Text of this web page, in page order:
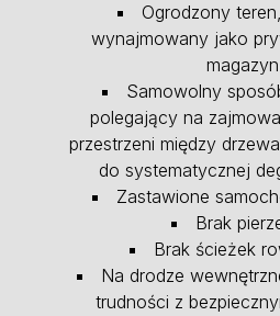
Ogrodzony
wynajmowany jako
magazyn
Samowolny
polegający na
przestrzeni między
do systematycznej
Zastawione
Brak
Brak ścieżek
Na drodze
trudności z